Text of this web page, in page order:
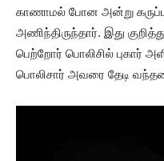
காணாமல் போன அன்று
அணிந்திருந்தார். இது
பெற்றோர் பொலிசில் புகார்
பொலிசார் அவரை தேடி